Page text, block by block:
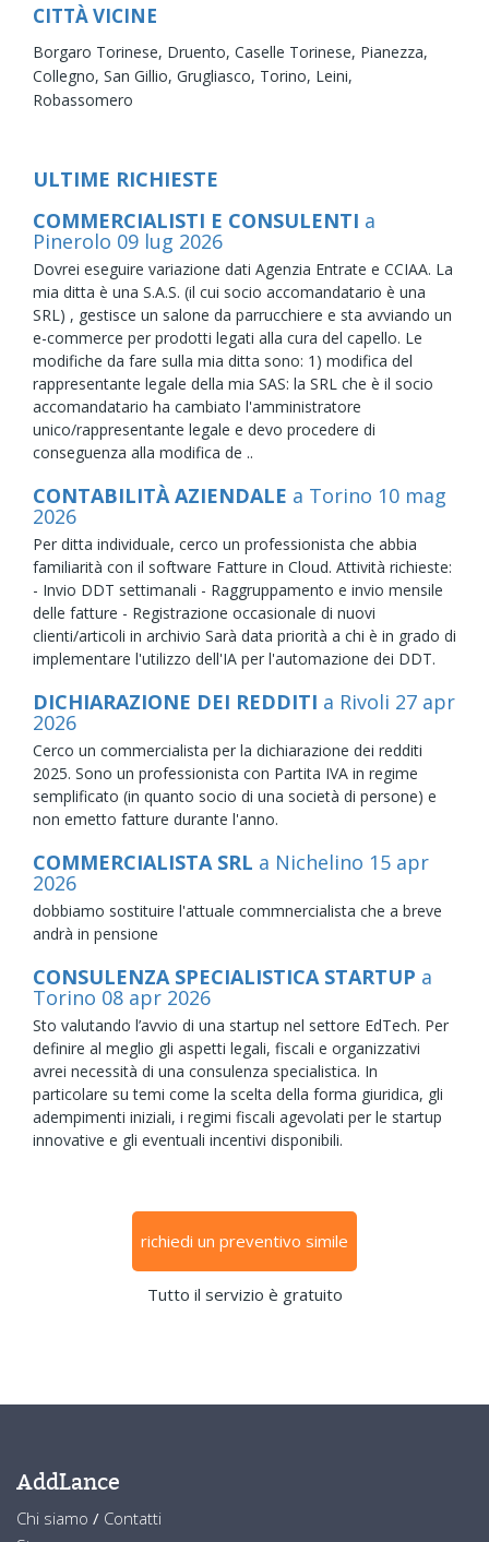
CITTÀ VICINE
Borgaro Torinese, Druento, Caselle Torinese, Pianezza,
Collegno, San Gillio, Grugliasco, Torino, Leini,
Robassomero
ULTIME RICHIESTE
COMMERCIALISTI E CONSULENTI a
Pinerolo 09 lug 2026
Dovrei eseguire variazione dati Agenzia Entrate e CCIAA. La
mia ditta è una S.A.S. (il cui socio accomandatario è una
SRL) , gestisce un salone da parrucchiere e sta avviando un
e-commerce per prodotti legati alla cura del capello. Le
modifiche da fare sulla mia ditta sono: 1) modifica del
rappresentante legale della mia SAS: la SRL che è il socio
accomandatario ha cambiato l'amministratore
unico/rappresentante legale e devo procedere di
conseguenza alla modifica de ..
CONTABILITÀ AZIENDALE a Torino 10 mag
2026
Per ditta individuale, cerco un professionista che abbia
familiarità con il software Fatture in Cloud. Attività richieste:
- Invio DDT settimanali - Raggruppamento e invio mensile
delle fatture - Registrazione occasionale di nuovi
clienti/articoli in archivio Sarà data priorità a chi è in grado di
implementare l'utilizzo dell'IA per l'automazione dei DDT.
DICHIARAZIONE DEI REDDITI a Rivoli 27 apr
2026
Cerco un commercialista per la dichiarazione dei redditi
2025. Sono un professionista con Partita IVA in regime
semplificato (in quanto socio di una società di persone) e
non emetto fatture durante l'anno.
COMMERCIALISTA SRL a Nichelino 15 apr
2026
dobbiamo sostituire l'attuale commnercialista che a breve
andrà in pensione
CONSULENZA SPECIALISTICA STARTUP a
Torino 08 apr 2026
Sto valutando l’avvio di una startup nel settore EdTech. Per
definire al meglio gli aspetti legali, fiscali e organizzativi
avrei necessità di una consulenza specialistica. In
particolare su temi come la scelta della forma giuridica, gli
adempimenti iniziali, i regimi fiscali agevolati per le startup
innovative e gli eventuali incentivi disponibili.
richiedi un preventivo simile
Tutto il servizio è gratuito
AddLance
Chi siamo / Contatti